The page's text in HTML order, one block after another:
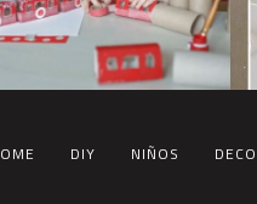
DIY NIÑOS